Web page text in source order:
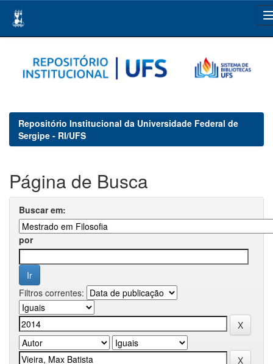
navigation
Repositório Institucional da Universidade Federal de
Sergipe - RI/UFS
Página de Busca
Buscar em:
por
Filtros correntes: